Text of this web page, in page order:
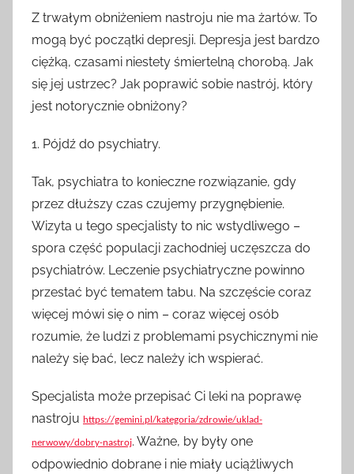
Z trwałym obniżeniem nastroju nie ma żartów. To
mogą być początki depresji. Depresja jest bardzo
ciężką, czasami niestety śmiertelną chorobą. Jak
się jej ustrzec? Jak poprawić sobie nastrój, który
jest notorycznie obniżony?
1. Pójdź do psychiatry.
Tak, psychiatra to konieczne rozwiązanie, gdy
przez dłuższy czas czujemy przygnębienie.
Wizyta u tego specjalisty to nic wstydliwego –
spora część populacji zachodniej uczęszcza do
psychiatrów. Leczenie psychiatryczne powinno
przestać być tematem tabu. Na szczęście coraz
więcej mówi się o nim – coraz więcej osób
rozumie, że ludzi z problemami psychicznymi nie
należy się bać, lecz należy ich wspierać.
Specjalista może przepisać Ci leki na poprawę
nastroju https://gemini.pl/kategoria/zdrowie/uklad-
nerwowy/dobry-nastroj. Ważne, by były one
odpowiednio dobrane i nie miały uciążliwych